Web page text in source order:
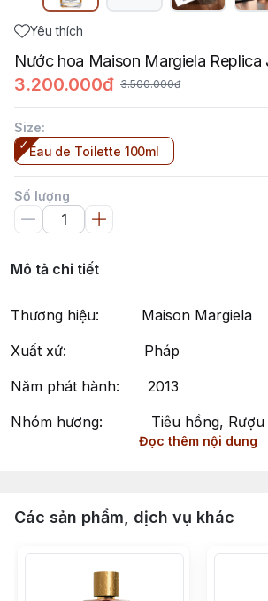
Yêu thích
Nước hoa Maison Margiela Replica
3.200.000đ 3.500.000đ
Size:
Eau de Toilette 100ml
Số lượng
Mô tả chi tiết
Thương hiệu: Maison Margiela
Xuất xứ: Pháp
Năm phát hành: 2013
Nhóm hương: Tiêu hồng, Rượu
Jazz Club by Maison Martin Margiela
Jazz Club là một nước hoa thuộc
Đọc thêm nội dung
Các sản phẩm, dịch vụ khác